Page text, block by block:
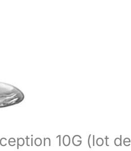
10G (lot de